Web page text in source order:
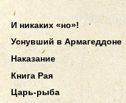
И никаких «но»!
Уснувший в Армагеддоне
Наказание
Книга Рая
Царь-рыба